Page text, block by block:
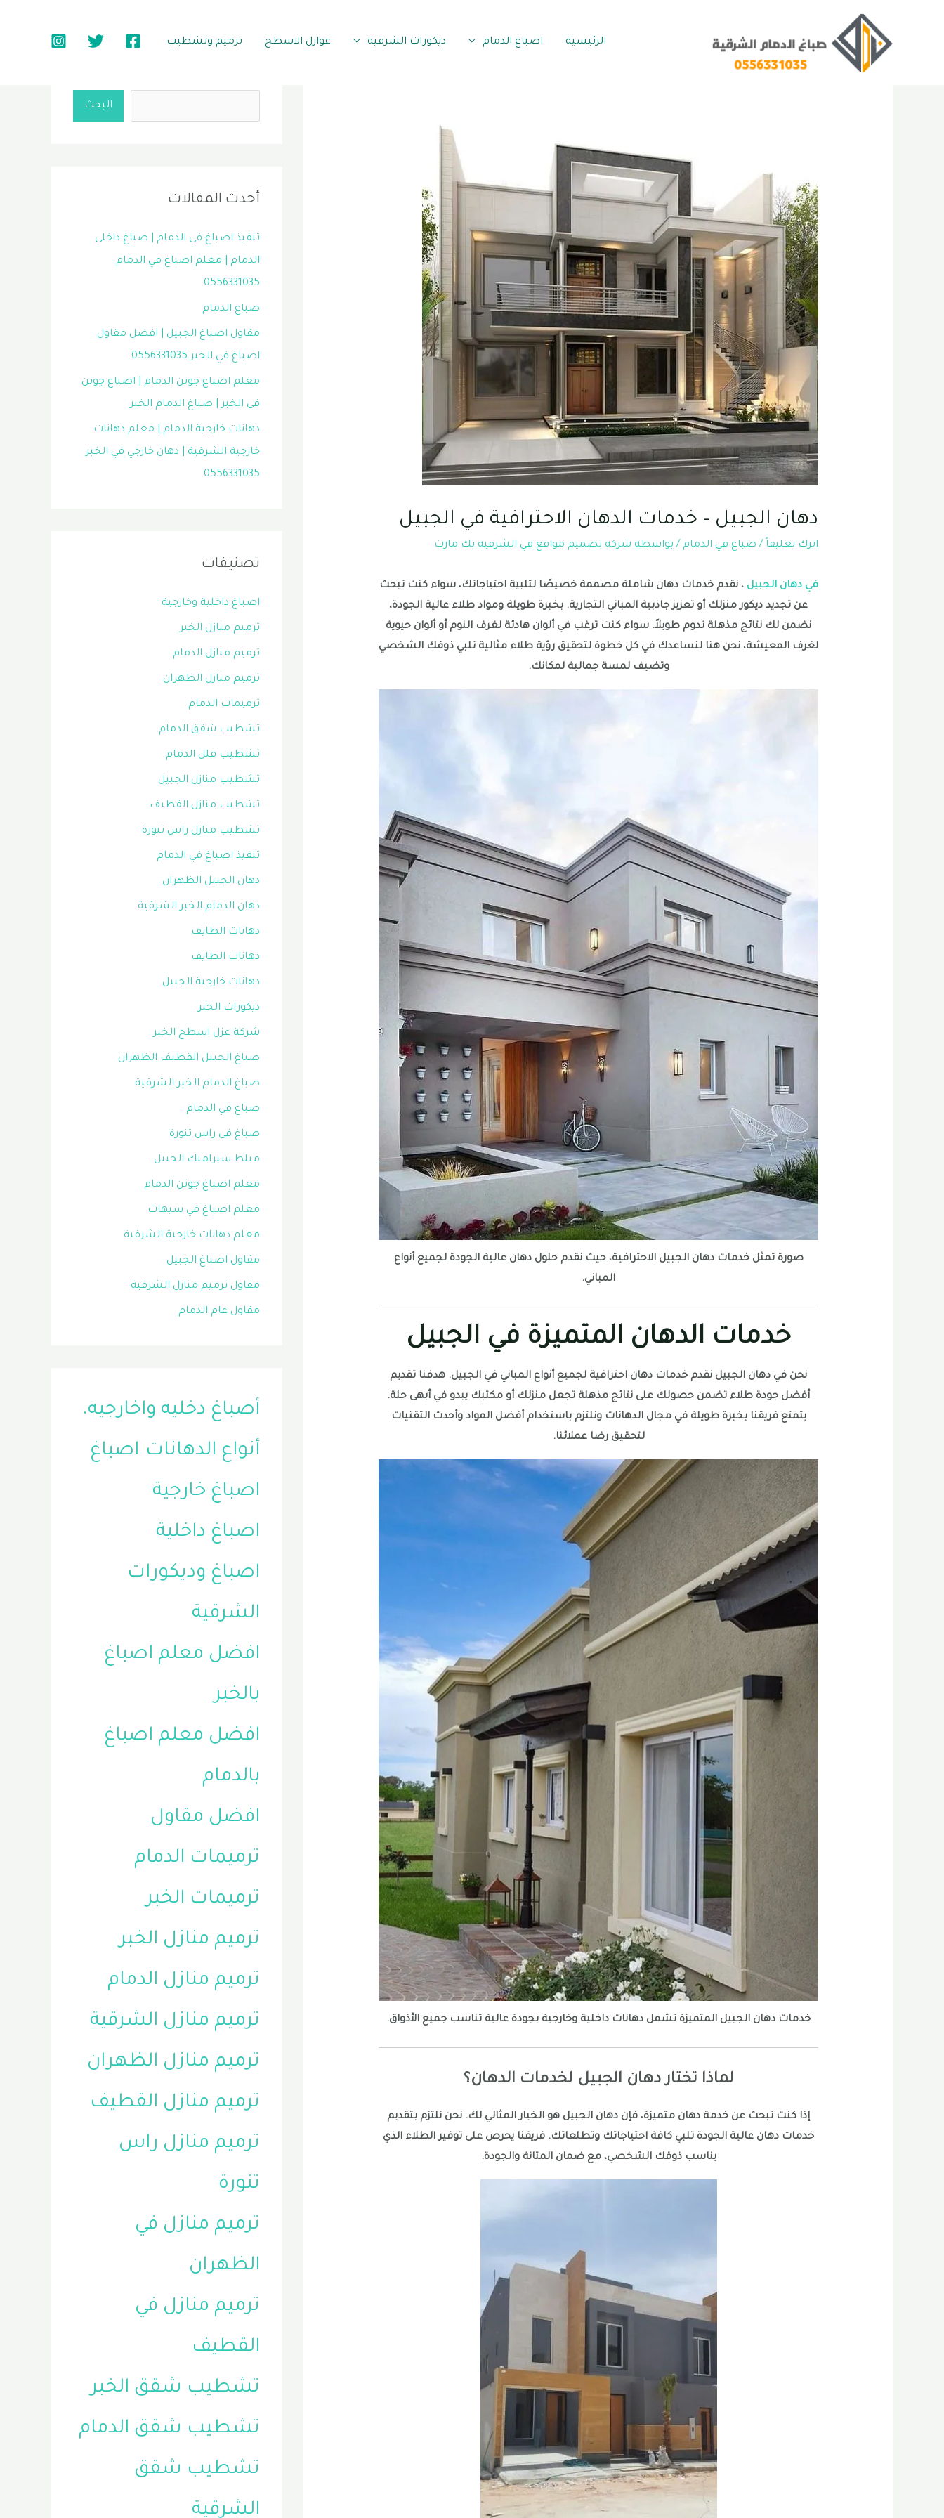
الرئيسية اصباغ الدمام ديكورات الشرقية عوازل الاسطح ترميم وتشطيب
دهان الجبيل – خدمات الدهان الاحترافية في الجبيل
اترك تعليقاً / صباغ في الدمام / بواسطة شركة تصميم مواقع في الشرقية تك مارت
في دهان الجبيل ، نقدم خدمات دهان شاملة مصممة خصيصًا لتلبية احتياجاتك، سواء كنت تبحث
عن تجديد ديكور منزلك أو تعزيز جاذبية المباني التجارية. بخبرة طويلة ومواد طلاء عالية الجودة،
نضمن لك نتائج مذهلة تدوم طويلاً. سواء كنت ترغب في ألوان هادئة لغرف النوم أو ألوان حيوية
لغرف المعيشة، نحن هنا لنساعدك في كل خطوة لتحقيق رؤية طلاء مثالية تلبي ذوقك الشخصي
وتضيف لمسة جمالية لمكانك.
صورة تمثل خدمات دهان الجبيل الاحترافية، حيث نقدم حلول دهان عالية الجودة لجميع أنواع
المباني.
خدمات الدهان المتميزة في الجبيل
نحن في دهان الجبيل نقدم خدمات دهان احترافية لجميع أنواع المباني في الجبيل. هدفنا تقديم
أفضل جودة طلاء تضمن حصولك على نتائج مذهلة تجعل منزلك أو مكتبك يبدو في أبهى حلة.
يتمتع فريقنا بخبرة طويلة في مجال الدهانات ونلتزم باستخدام أفضل المواد وأحدث التقنيات
لتحقيق رضا عملائنا.
خدمات دهان الجبيل المتميزة تشمل دهانات داخلية وخارجية بجودة عالية تناسب جميع الأذواق.
لماذا تختار دهان الجبيل لخدمات الدهان؟
إذا كنت تبحث عن خدمة دهان متميزة، فإن دهان الجبيل هو الخيار المثالي لك. نحن نلتزم بتقديم
خدمات دهان عالية الجودة تلبي كافة احتياجاتك وتطلعاتك. فريقنا يحرص على توفير الطلاء الذي
يناسب ذوقك الشخصي، مع ضمان المتانة والجودة.
البحث
أحدث المقالات
تنفيذ اصباغ في الدمام | صباغ داخلي
الدمام | معلم اصباغ في الدمام
0556331035
صباغ الدمام
مقاول اصباغ الجبيل | افضل مقاول
اصباغ في الخبر 0556331035
معلم اصباغ جوتن الدمام | اصباغ جوتن
في الخبر | صباغ الدمام الخبر
دهانات خارجية الدمام | معلم دهانات
خارجية الشرقية | دهان خارجي في الخبر
0556331035
تصنيفات
اصباغ داخلية وخارجية
ترميم منازل الخبر
ترميم منازل الدمام
ترميم منازل الظهران
ترميمات الدمام
تشطيب شقق الدمام
تشطيب فلل الدمام
تشطيب منازل الجبيل
تشطيب منازل القطيف
تشطيب منازل راس تنورة
تنفيذ اصباغ في الدمام
دهان الجبيل الظهران
دهان الدمام الخبر الشرقية
دهانات الطايف
دهانات الطايف
دهانات خارجية الجبيل
ديكورات الخبر
شركة عزل اسطح الخبر
صباغ الجبيل القطيف الظهران
صباغ الدمام الخبر الشرقية
صباغ في الدمام
صباغ في راس تنورة
مبلط سيراميك الجبيل
معلم اصباغ جوتن الدمام
معلم اصباغ في سيهات
معلم دهانات خارجية الشرقية
مقاول اصباغ الجبيل
مقاول ترميم منازل الشرقية
مقاول عام الدمام
أصباغ دخليه واخارجيه.
أنواع الدهانات اصباغ
اصباغ خارجية
اصباغ داخلية
اصباغ وديكورات
الشرقية
افضل معلم اصباغ
بالخبر
افضل معلم اصباغ
بالدمام
افضل مقاول
ترميمات الدمام
ترميمات الخبر
ترميم منازل الخبر
ترميم منازل الدمام
ترميم منازل الشرقية
ترميم منازل الظهران
ترميم منازل القطيف
ترميم منازل راس
تنورة
ترميم منازل في
الظهران
ترميم منازل في
القطيف
تشطيب شقق الخبر
تشطيب شقق الدمام
تشطيب شقق
الشرقية